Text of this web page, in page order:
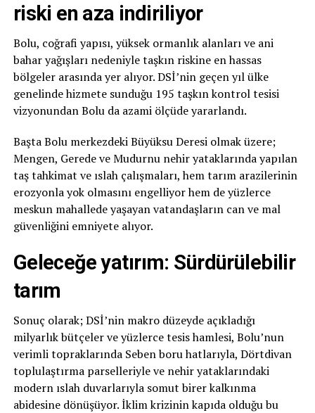
riski en aza indiriliyor
Bolu, coğrafi yapısı, yüksek ormanlık alanları ve ani
bahar yağışları nedeniyle taşkın riskine en hassas
bölgeler arasında yer alıyor. DSİ’nin geçen yıl ülke
genelinde hizmete sunduğu 195 taşkın kontrol tesisi
vizyonundan Bolu da azami ölçüde yararlandı.
Başta Bolu merkezdeki Büyüksu Deresi olmak üzere;
Mengen, Gerede ve Mudurnu nehir yataklarında yapılan
taş tahkimat ve ıslah çalışmaları, hem tarım arazilerinin
erozyonla yok olmasını engelliyor hem de yüzlerce
meskun mahallede yaşayan vatandaşların can ve mal
güvenliğini emniyete alıyor.
Geleceğe yatırım: Sürdürülebilir
tarım
Sonuç olarak; DSİ’nin makro düzeyde açıkladığı
milyarlık bütçeler ve yüzlerce tesis hamlesi, Bolu’nun
verimli topraklarında Seben boru hatlarıyla, Dörtdivan
toplulaştırma parselleriyle ve nehir yataklarındaki
modern ıslah duvarlarıyla somut birer kalkınma
abidesine dönüşüyor. İklim krizinin kapıda olduğu bu